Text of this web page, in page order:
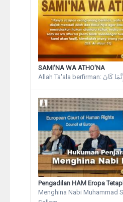
SAMI'NA WA ATHO'NA
Pengadilan HAM Eropa
Menghina Nabi Muhammad